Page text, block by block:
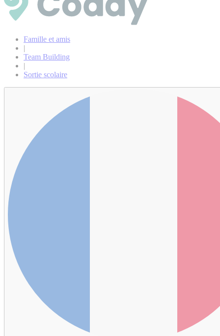
Famille et amis
|
Team Building
|
Sortie scolaire